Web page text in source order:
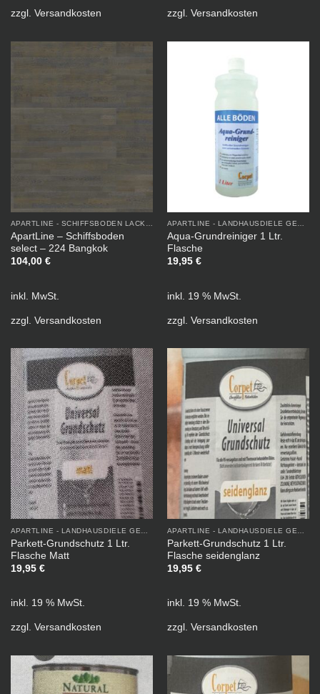
zzgl. Versandkosten zzgl. Versandkosten
APARTLINE - SCHIFFSBODEN LACKIERT
ApartLine – Schiffsboden
select – 224 Bangkok
104,00 €
inkl. MwSt.
zzgl. Versandkosten
APARTLINE - LANDHAUSDIELE GEÖLT
Aqua-Grundreiniger 1 Ltr.
Flasche
19,95 €
inkl. 19 % MwSt.
zzgl. Versandkosten
Parkett-Grundschutz 1 Ltr.
Flasche Matt
19,95 €
inkl. 19 % MwSt.
zzgl. Versandkosten
Parkett-Grundschutz 1 Ltr.
Flasche seidenglanz
19,95 €
inkl. 19 % MwSt.
zzgl. Versandkosten